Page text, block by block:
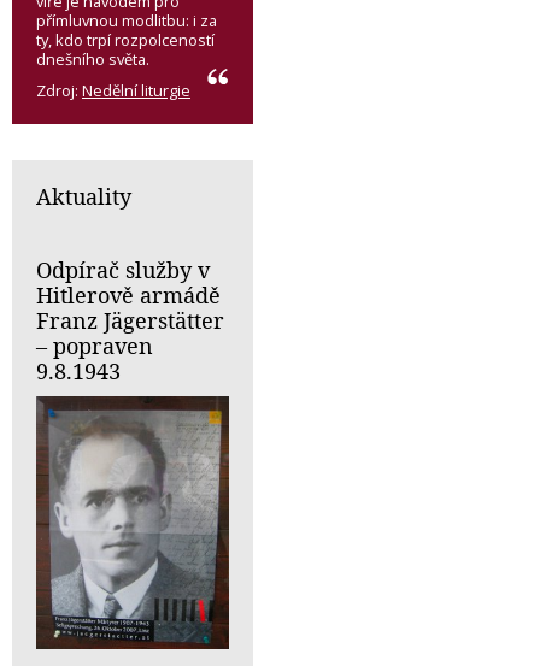
přímluvnou modlitbu: i za
ty, kdo trpí rozpolceností
dnešního světa.
Zdroj: Nedělní liturgie
Aktuality
Odpírač služby v
Hitlerově armádě
Franz Jägerstätter
– popraven
9.8.1943